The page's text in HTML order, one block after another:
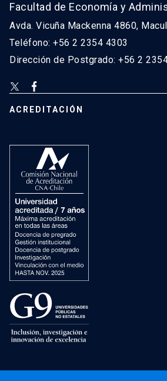
Facultad de Economía y
Avda. Vicuña Mackenna 4860,
Teléfono: +56 2 2354 4303
Dirección de Postgrado: +56 2
ACREDITACIÓN